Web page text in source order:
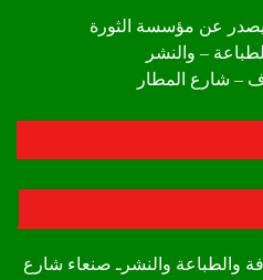
عن مؤسسة الثورة
– والنشر
– شارع المطار
والطباعة والنشرـ صنعاء شارع